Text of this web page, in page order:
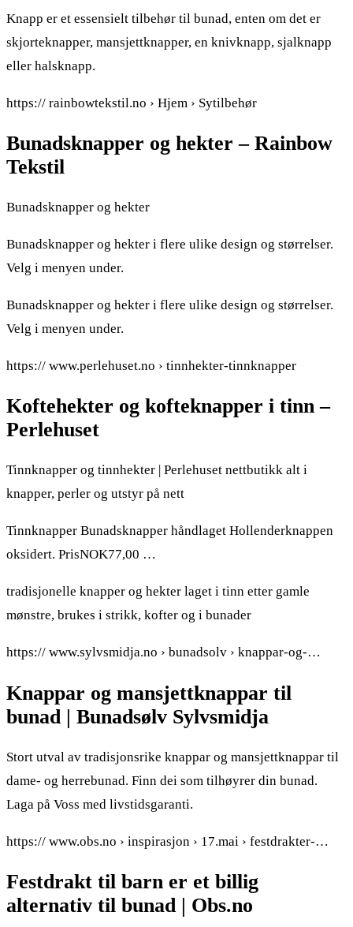
Knapp er et essensielt tilbehør til bunad, enten om det er
skjorteknapper, mansjettknapper, en knivknapp, sjalknapp
eller halsknapp.
https:// rainbowtekstil.no › Hjem › Sytilbehør
Bunadsknapper og hekter – Rainbow
Tekstil
Bunadsknapper og hekter
Bunadsknapper og hekter i flere ulike design og størrelser.
Velg i menyen under.
Bunadsknapper og hekter i flere ulike design og størrelser.
Velg i menyen under.
https:// www.perlehuset.no › tinnhekter-tinnknapper
Koftehekter og kofteknapper i tinn –
Perlehuset
Tinnknapper og tinnhekter | Perlehuset nettbutikk alt i
knapper, perler og utstyr på nett
Tinnknapper Bunadsknapper håndlaget Hollenderknappen
oksidert. PrisNOK77,00 …
tradisjonelle knapper og hekter laget i tinn etter gamle
mønstre, brukes i strikk, kofter og i bunader
https:// www.sylvsmidja.no › bunadsolv › knappar-og-…
Knappar og mansjettknappar til
bunad | Bunadsølv Sylvsmidja
Stort utval av tradisjonsrike knappar og mansjettknappar til
dame- og herrebunad. Finn dei som tilhøyrer din bunad.
Laga på Voss med livstidsgaranti.
https:// www.obs.no › inspirasjon › 17.mai › festdrakter-…
Festdrakt til barn er et billig
alternativ til bunad | Obs.no